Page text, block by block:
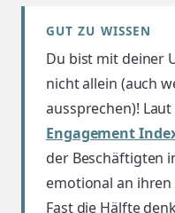
GUT ZU WISSEN
Du bist mit deiner
nicht allein (auch
aussprechen)!
Engagement
der Beschäftigten
emotional an
Fast die Hälfte